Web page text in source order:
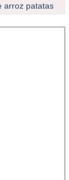
arroz patatas
Maker